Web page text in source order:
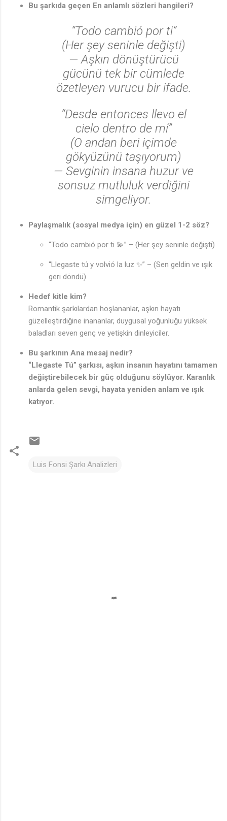
Bu şarkıda geçen En anlamlı sözleri hangileri?
“Todo cambió por ti”
(Her şey seninle değişti)
— Aşkın dönüştürücü
gücünü tek bir cümlede
özetleyen vurucu bir ifade.
“Desde entonces llevo el
cielo dentro de mí”
(O andan beri içimde
gökyüzünü taşıyorum)
— Sevginin insana huzur ve
sonsuz mutluluk verdiğini
simgeliyor.
Paylaşmalık (sosyal medya için) en güzel 1-2 söz?
“Todo cambió por ti 💫” – (Her şey seninle değişti)
“Llegaste tú y volvió la luz ✨” – (Sen geldin ve ışık
geri döndü)
Hedef kitle kim?
Romantik şarkılardan hoşlananlar, aşkın hayatı
güzelleştirdiğine inananlar, duygusal yoğunluğu yüksek
baladları seven genç ve yetişkin dinleyiciler.
Bu şarkının Ana mesaj nedir?
“Llegaste Tú” şarkısı, aşkın insanın hayatını tamamen
değiştirebilecek bir güç olduğunu söylüyor. Karanlık
anlarda gelen sevgi, hayata yeniden anlam ve ışık
katıyor.
Luis Fonsi Şarkı Analizleri
🎶